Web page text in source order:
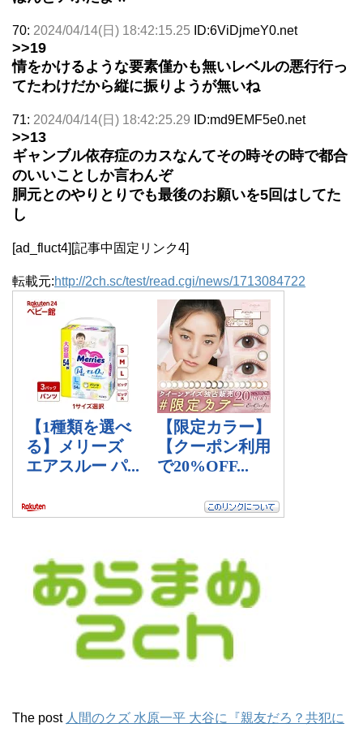
70: 2024/04/14(日) 18:42:15.25 ID:6ViDjmeY0.net
>>19
情をかけるような要素僅かも無いレベルの悪行行っ
てたわけだから縦に振りようが無いね
71: 2024/04/14(日) 18:42:25.29 ID:md9EMF5e0.net
>>13
ギャンブル依存症のカスなんてその時その時で都合
のいいことしか言わんぞ
胴元とのやりとりでも最後のお願いを5回はしてた
し
[ad_fluct4][記事中固定リンク4]
転載元:http://2ch.sc/test/read.cgi/news/1713084722
The post 人間のクズ 水原一平 大谷に『親友だろ？共犯に